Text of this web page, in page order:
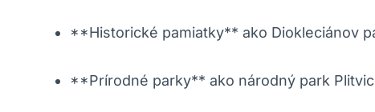
**Historické pamiatky** ako Diokleciánov
**Prírodné parky** ako národný park